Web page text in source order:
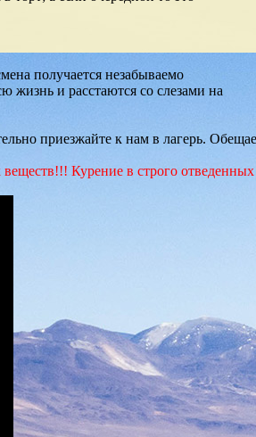
получается незабываемо
жизнь и расстаются со слезами на
приезжайте к нам в лагерь.
Курение в строго отведенных